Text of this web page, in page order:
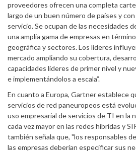
proveedores ofrecen una completa
largo de un buen número de países y
servicio. Se ocupan de las necesidades
una amplia gama de empresas en
geográfica y sectores. Los líderes
mercado ampliando su cobertura,
capacidades líderes de primer nivel y
e implementándolos a escala”.
En cuanto a Europa, Gartner establece
servicios de red paneuropeos está
uso empresarial de servicios de TI en la
cada vez mayor en las redes híbridas y
también señala que, "los responsables
las empresas deberían especificar sus